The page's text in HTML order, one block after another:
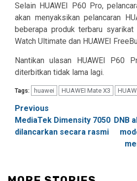
Selain HUAWEI P60 Pro,
akan menyaksikan pelancaran
beberapa produk terbaru syarikat
Watch Ultimate dan HUAWEI
Nantikan ulasan HUAWEI P60
diterbitkan tidak lama lagi.
Tags: huawei HUAWEI Mate X3
Post
navigation
Previous
MediaTek Dimensity 7050
dilancarkan secara rasmi
DNB